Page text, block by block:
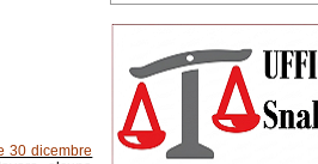
30 dicembre